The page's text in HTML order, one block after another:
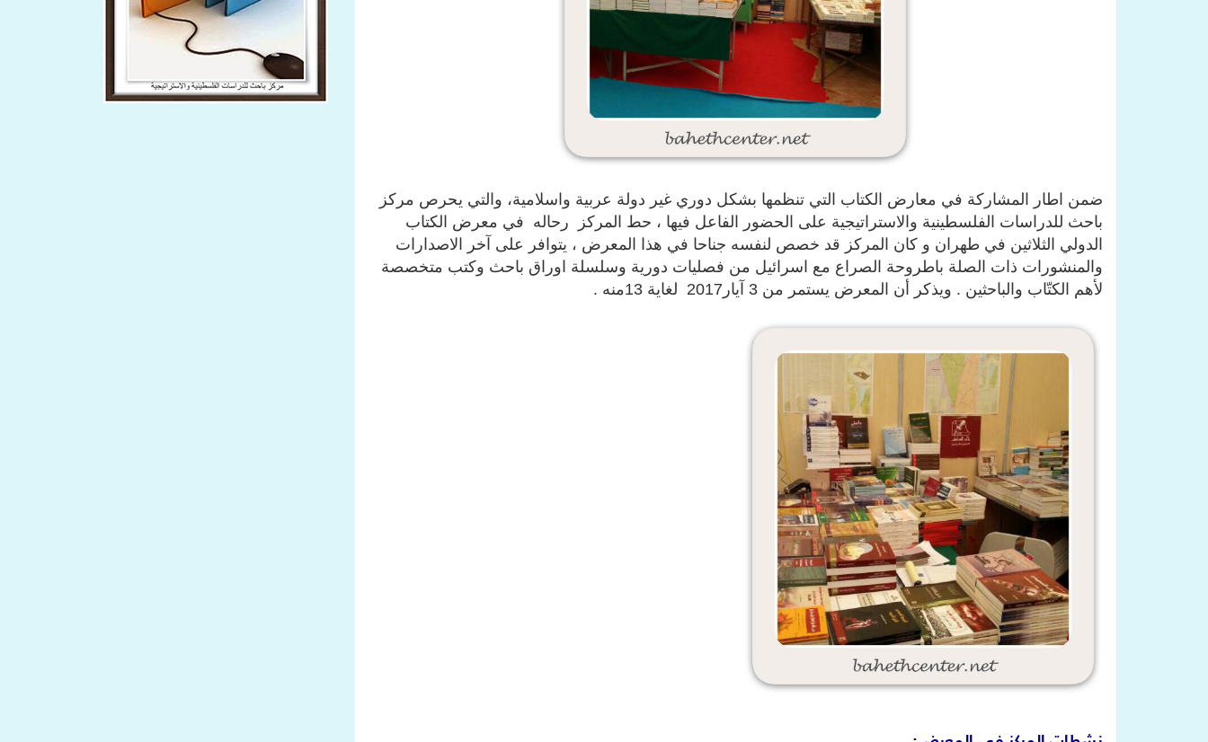
ضمن اطار المشاركة في معارض الكتاب التي تنظمها بشكل دوري غير دولة عربية واسلامية، والتي يحرص مركز
باحث للدراسات الفلسطينية والاستراتيجية على الحضور الفاعل فيها ، حط المركز رحاله في معرض الكتاب
الدولي الثلاثين في طهران و كان المركز قد خصص لنفسه جناحا في هذا المعرض ، يتوافر على آخر الاصدارات
والمنشورات ذات الصلة باطروحة الصراع مع اسرائيل من فصليات دورية وسلسلة اوراق باحث وكتب متخصصة
لأهم الكتّاب والباحثين . ويذكر أن المعرض يستمر من 3 آيار2017 لغاية 13منه .